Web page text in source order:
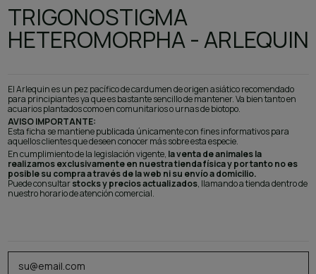
TRIGONOSTIGMA
HETEROMORPHA - ARLEQUIN
El Arlequin es un pez pacífico de cardumen de origen asiático recomendado
para principiantes ya que es bastante sencillo de mantener. Va bien tanto en
acuarios plantados como en comunitarios o urnas de biotopo.
AVISO IMPORTANTE:
Esta ficha se mantiene publicada únicamente con fines informativos para
aquellos clientes que deseen conocer más sobre esta especie.
En cumplimiento de la legislación vigente, la venta de animales la
realizamos exclusivamente en nuestra tienda física y por tanto no es
posible su compra a través de la web ni su envío a domicilio.
Puede consultarstocks y precios actualizados, llamando a tienda dentro de
nuestro horario de atención comercial.